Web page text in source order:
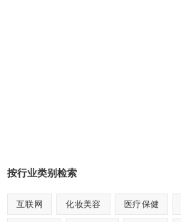
按行业类别检索
互联网 化妆美容 医疗保健